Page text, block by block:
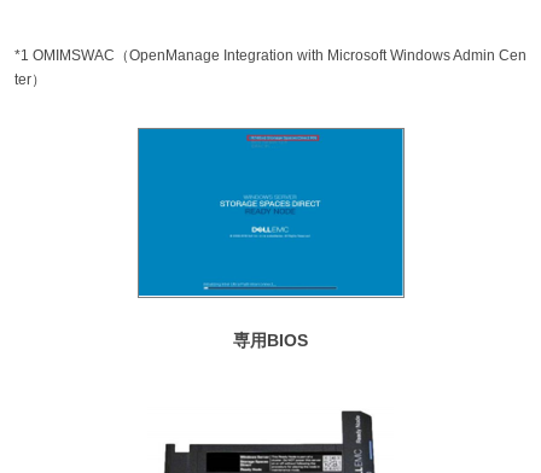
*1 OMIMSWAC（OpenManage Integration with Microsoft Windows Admin Cen
ter）
専用BIOS